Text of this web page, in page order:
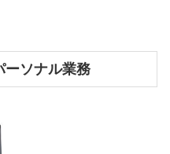
ーソナル業務